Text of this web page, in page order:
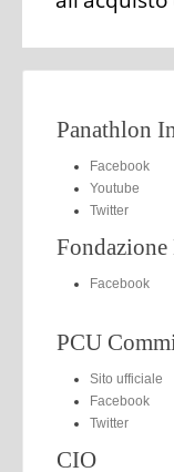
Panathlon
Facebook
Youtube
Twitter
Fondazione
Facebook
PCU
Sito ufficiale
Facebook
Twitter
CIO